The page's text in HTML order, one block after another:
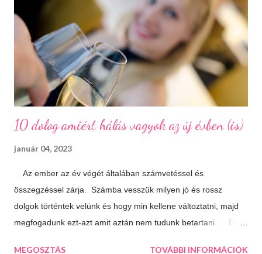
határában húzódó halomsírokra utal, melyeket ma is meg lehet
tekinteni a régészeti parkban. De még mielőtt ide eljutnánk,
érdemes megállni a gyönyörűen felújított főtéren, ahol a
Makovecz Imre által tervezett Szent István Templom magas...
10 dolog amiért hálás vagyok az új évben (is)
január 04, 2023
Az ember az év végét általában számvetéssel és
összegzéssel zárja. Számba vesszük milyen jó és rossz
dolgok történtek velünk és hogy min kellene változtatni, majd
megfogadunk ezt-azt amit aztán nem tudunk betartani. Én
MEGOSZTÁS TOVÁBBI INFORMÁCIÓK